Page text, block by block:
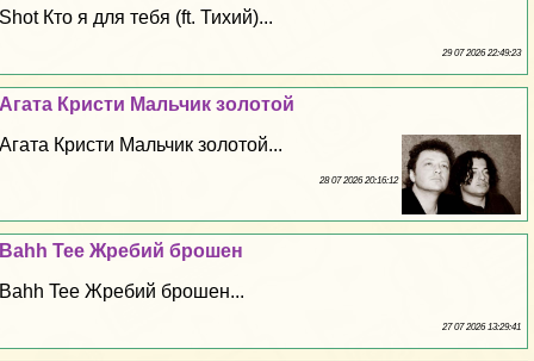
Shot Кто я для тебя (ft. Тихий)...
29 07 2026 22:49:23
Агата Кристи Мальчик золотой
Агата Кристи Мальчик золотой...
28 07 2026 20:16:12
Bahh Tee Жребий брошен
Bahh Tee Жребий брошен...
27 07 2026 13:29:41